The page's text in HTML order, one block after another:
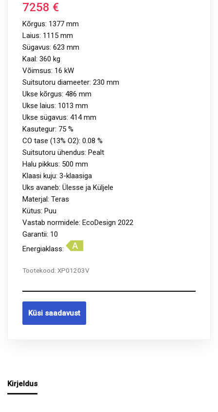
7258 €
Kõrgus: 1377 mm
Laius: 1115 mm
Sügavus: 623 mm
Kaal: 360 kg
Võimsus: 16 kW
Suitsutoru diameeter: 230 mm
Ukse kõrgus: 486 mm
Ukse laius: 1013 mm
Ukse sügavus: 414 mm
Kasutegur: 75 %
CO tase (13% O2): 0.08 %
Suitsutoru ühendus: Pealt
Halu pikkus: 500 mm
Klaasi kuju: 3-klaasiga
Uks avaneb: Ülesse ja Küljele
Materjal: Teras
Kütus: Puu
Vastab normidele: EcoDesign 2022
Garantii: 10
Energiaklass:
Tootekood: XP01203V
Küsi saadavust
Kirjeldus